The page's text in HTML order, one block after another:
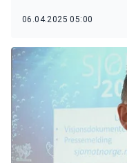
06.04.2025 05:00